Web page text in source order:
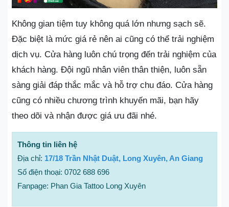
Không gian tiệm tuy không quá lớn nhưng sạch sẽ.
Đặc biệt là mức giá rẻ nên ai cũng có thể trải nghiệm
dịch vụ. Cửa hàng luôn chú trọng đến trải nghiệm của
khách hàng. Đội ngũ nhân viên thân thiện, luôn sẵn
sàng giải đáp thắc mắc và hỗ trợ chu đáo. Cửa hàng
cũng có nhiều chương trình khuyến mãi, bạn hãy
theo dõi và nhận được giá ưu đãi nhé.
Thông tin liên hệ
Địa chỉ: 17/18 Trần Nhật Duật, Long Xuyên, An Giang
Số điện thoại: 0702 688 696
Fanpage: Phan Gia Tattoo Long Xuyên